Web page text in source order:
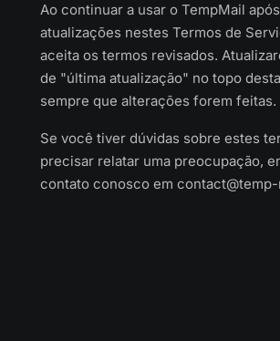
Ao continuar a usar o TempMail
atualizações nestes Termos de
aceita os termos revisados.
de "última atualização" no topo
sempre que alterações forem feitas.
Se você tiver dúvidas sobre estes
precisar relatar uma preocupação,
contato conosco em